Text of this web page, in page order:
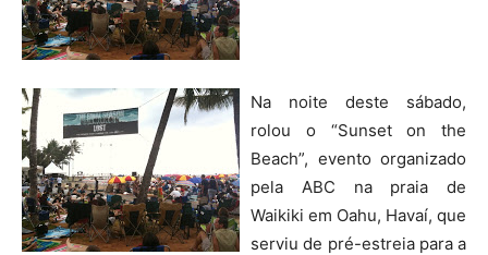
Na noite deste sábado,
rolou o “Sunset on the
Beach”, evento organizado
pela ABC na praia de
Waikiki em Oahu, Havaí, que
serviu de pré-estreia para a